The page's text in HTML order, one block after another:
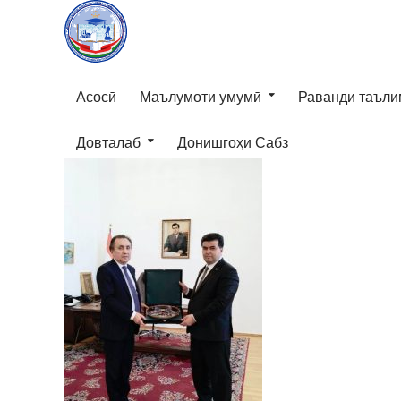
Асосӣ Маълумоти умумӣ Раванди
Довталаб Донишгоҳи Сабз